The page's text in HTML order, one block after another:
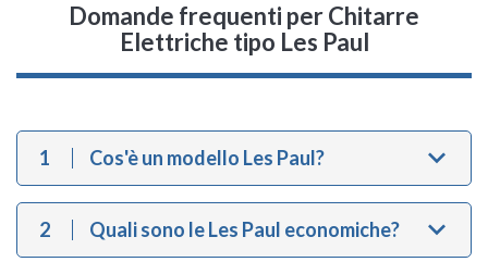
Domande frequenti per Chitarre
Elettriche tipo Les Paul
1 Cos'è un modello Les Paul?
2 Quali sono le Les Paul economiche?